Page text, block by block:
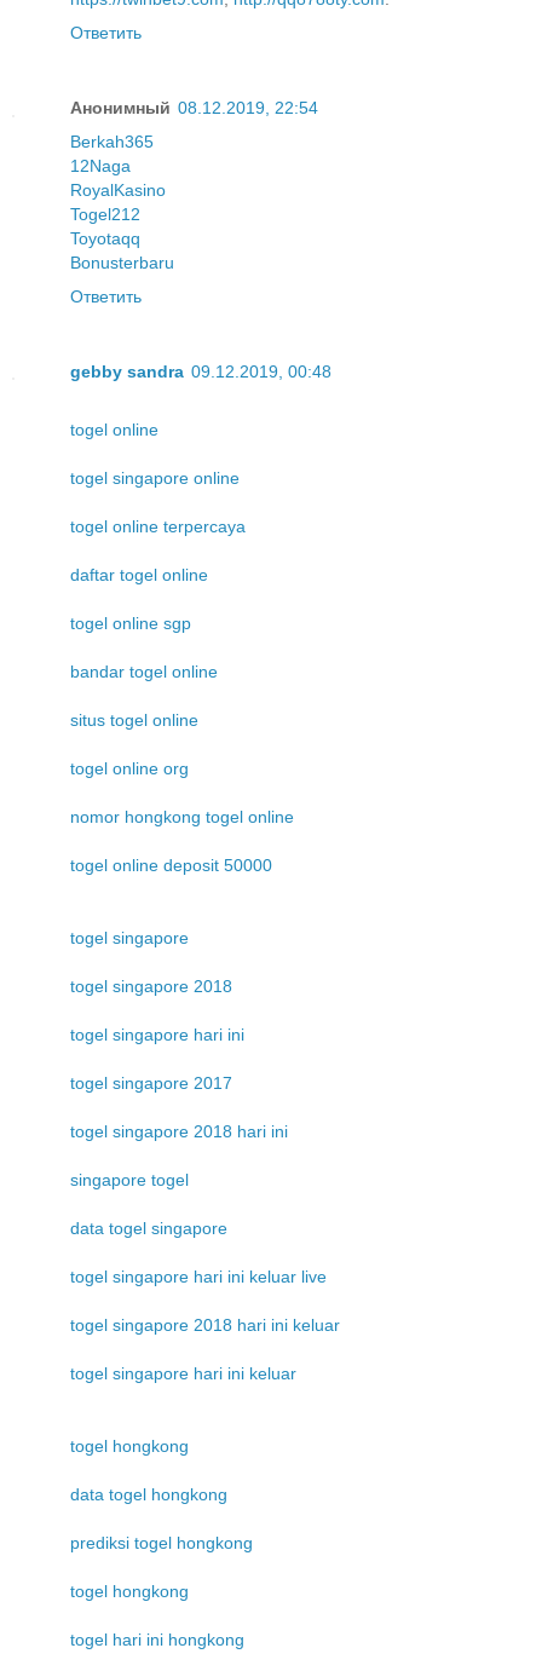
Ответить
Анонимный 08.12.2019, 22:54
Berkah365
12Naga
RoyalKasino
Togel212
Toyotaqq
Bonusterbaru
Ответить
gebby sandra 09.12.2019, 00:48
togel online
togel singapore online
togel online terpercaya
daftar togel online
togel online sgp
bandar togel online
situs togel online
togel online org
nomor hongkong togel online
togel online deposit 50000
togel singapore
togel singapore 2018
togel singapore hari ini
togel singapore 2017
togel singapore 2018 hari ini
singapore togel
data togel singapore
togel singapore hari ini keluar live
togel singapore 2018 hari ini keluar
togel singapore hari ini keluar
togel hongkong
data togel hongkong
prediksi togel hongkong
togel hongkong
togel hari ini hongkong